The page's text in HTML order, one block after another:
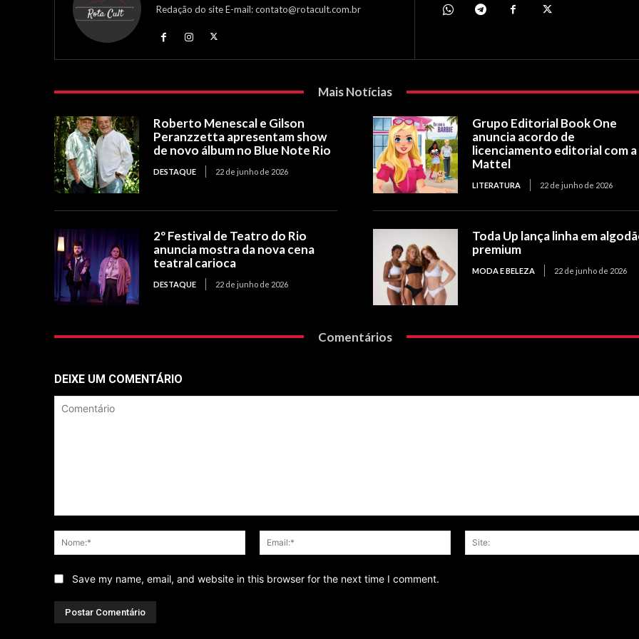
Redação do site E-mail: contato@rotacult.com.br
Mais Notícias
Roberto Menescal e Gilson
Peranzzetta apresentam show
de novo álbum no Blue Note Rio
DESTAQUE 22 de junho de 2026
Grupo Editorial Book One
anuncia acordo de
licenciamento editorial com a
Mattel
LITERATURA 22 de junho de 2026
2º Festival de Teatro do Rio
anuncia mostra da nova cena
teatral carioca
DESTAQUE 22 de junho de 2026
Toda Up lança linha em
premium
MODA E BELEZA 22 de junho de 2026
Comentários
DEIXE UM COMENTÁRIO
Nome:*
Email:*
Save my name, email, and website in this browser for the next time I comment.